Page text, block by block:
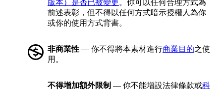
版本）是否已被變更 。你可以任何合理方式為
前述表彰，但不得以任何方式暗示授權人為你
或你的使用方式背書。
非商業性 — 你不得將本素材進行商業目的之使
用。
不得增加額外限制 — 你不能增設法律條款或科